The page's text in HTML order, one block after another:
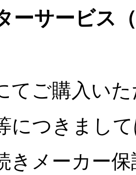
ーサービス
てご購入い
につきまし
きメーカー